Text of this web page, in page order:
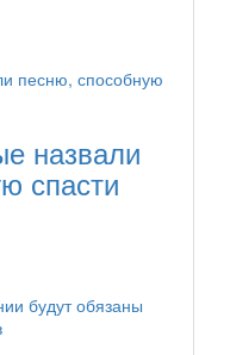
назвали
спасти